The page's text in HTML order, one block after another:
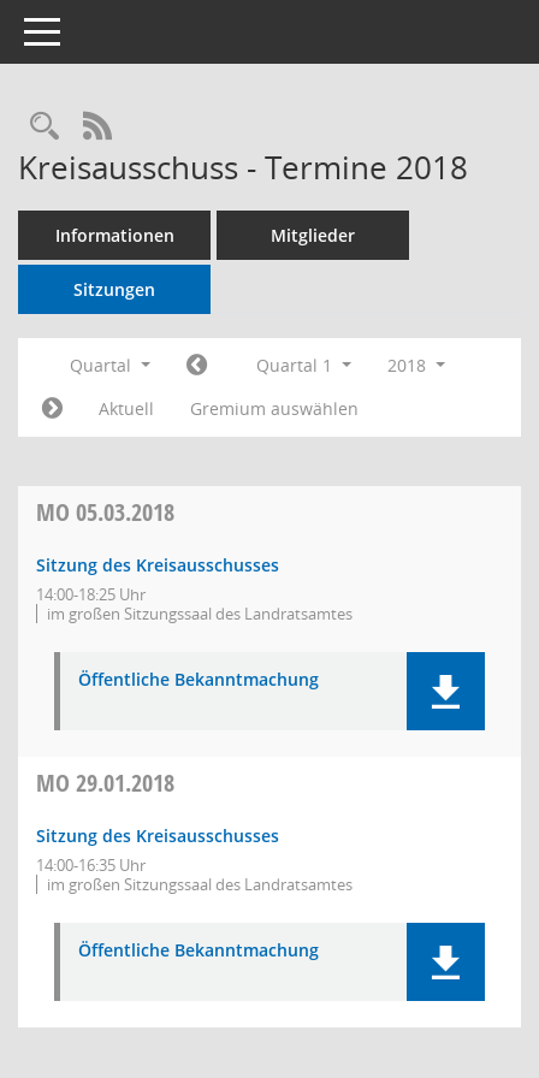
Toggle navigation
RSS-Feed
Kreisausschuss - Termine 2018
Informationen Mitglieder
Sitzungen
Quartal Quartal 1
2018
Aktuell
Gremium auswählen
MO 05.03.2018
Sitzung des Kreisausschusses
14:00-18:25 Uhr
im großen Sitzungssaal des Landratsamtes
Öffentliche Bekanntmachung
MO 29.01.2018
Sitzung des Kreisausschusses
14:00-16:35 Uhr
im großen Sitzungssaal des Landratsamtes
Öffentliche Bekanntmachung